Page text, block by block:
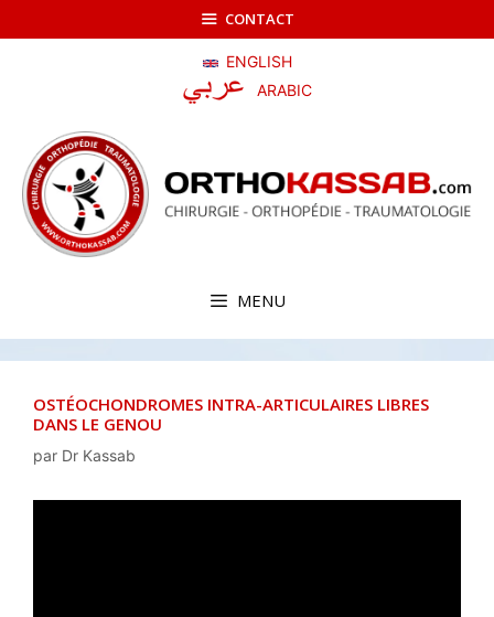
CONTACT
ENGLISH
ARABIC
MENU
OSTÉOCHONDROMES INTRA-ARTICULAIRES LIBRES
DANS LE GENOU
par Dr Kassab